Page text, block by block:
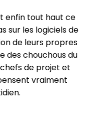
enfin tout haut ce
sur les logiciels de
de leurs propres
des chouchous du
de projet et
vraiment